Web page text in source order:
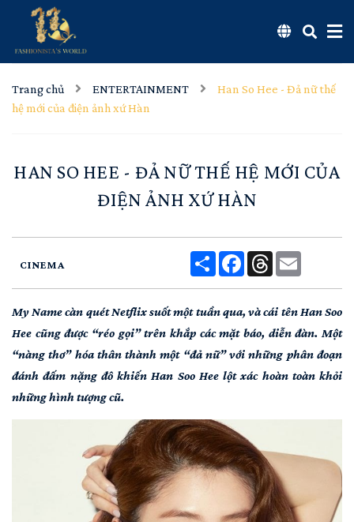
Trang chủ ENTERTAINMENT
Han So Hee - Đả nữ thế
hệ mới của điện ảnh xứ Hàn
HAN SO HEE - ĐẢ NỮ THẾ HỆ MỚI CỦA
ĐIỆN ẢNH XỨ HÀN
CINEMA
Share Facebook
Threads
My Name càn quét Netflix suốt một tuần qua, và cái tên Han Soo
Hee cũng được “réo gọi” trên khắp các mặt báo, diễn đàn. Một
“nàng thơ” hóa thân thành một “đả nữ” với những phân đoạn
đánh đấm nặng đô khiến Han Soo Hee lột xác hoàn toàn khỏi
những hình tượng cũ.